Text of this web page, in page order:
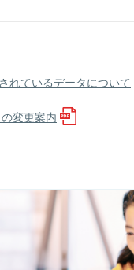
れているデータについて
変更案内